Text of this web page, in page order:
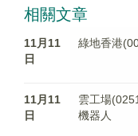
相關文章
11月11
日
綠地香港
11月11
日
雲工場
機器人